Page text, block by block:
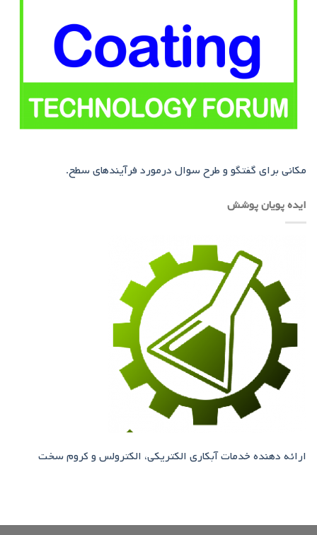
مکانی برای گفتگو و طرح سوال درمورد فرآیندهای سطح.
ایده پویان پوشش
ارائه دهنده خدمات آبکاری الکتریکی، الکترولس و کروم سخت